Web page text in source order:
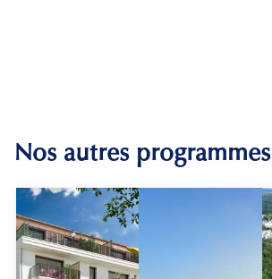
Nos autres programmes